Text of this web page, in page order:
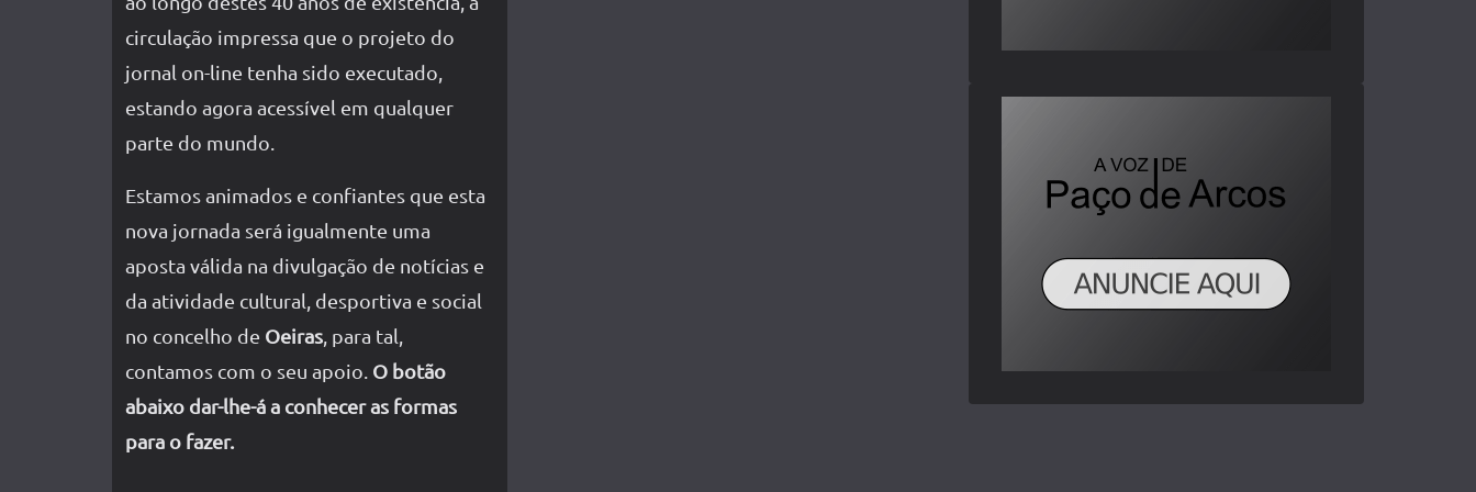
circulação impressa que o projeto do
jornal on-line tenha sido executado,
estando agora acessível em qualquer
parte do mundo.
Estamos animados e confiantes que esta
nova jornada será igualmente uma
aposta válida na divulgação de notícias e
da atividade cultural, desportiva e social
no concelho de Oeiras , para tal,
contamos com o seu apoio. O botão
abaixo dar-lhe-á a conhecer as formas
para o fazer.